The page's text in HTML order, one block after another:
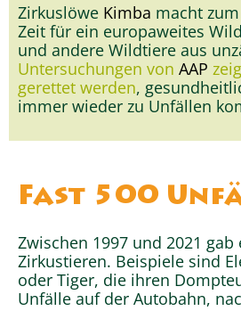
Zirkuslöwe Kimba macht
Zeit für ein europaweites
und andere Wildtiere aus
Untersuchungen von AAP
gerettet werden,
immer wieder zu Unfällen
Fast 500
Zwischen 1997 und 2021
Zirkustieren. Beispiele sind
oder Tiger, die ihren
Unfälle auf der Autobahn,